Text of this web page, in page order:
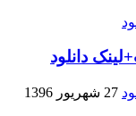
دانلود
27 شهریور 1396